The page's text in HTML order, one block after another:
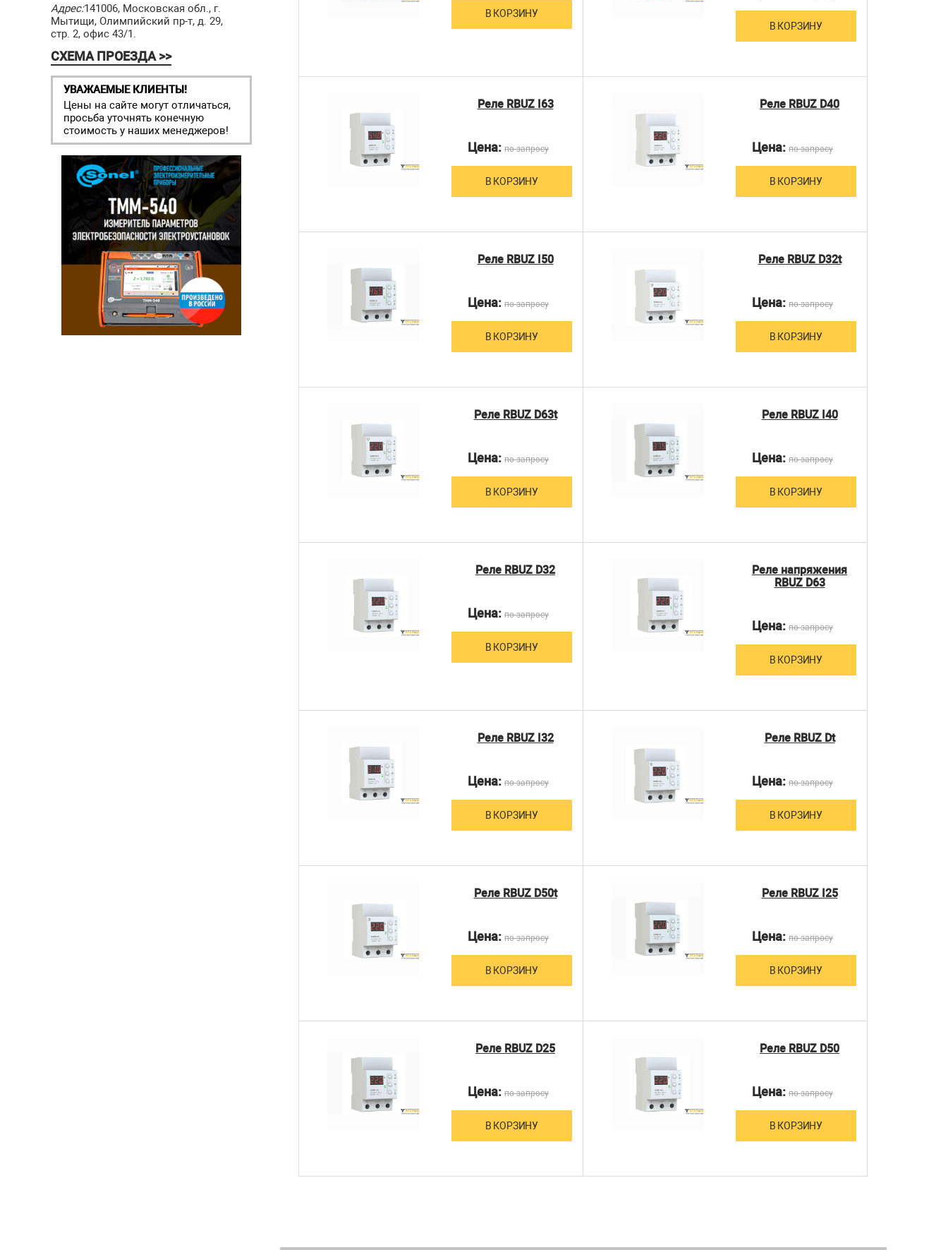
Адрес:141006, Московская обл., г.
Мытищи, Олимпийский пр-т, д. 29,
стр. 2, офис 43/1.
СХЕМА ПРОЕЗДА >>
УВАЖАЕМЫЕ КЛИЕНТЫ!
Цены на сайте могут отличаться,
просьба уточнять конечную
стоимость у наших менеджеров!
В КОРЗИНУ
В КОРЗИНУ
Реле RBUZ I63
Цена: по запросу
В КОРЗИНУ
Реле RBUZ D40
Цена: по запросу
В КОРЗИНУ
Реле RBUZ I50
Цена: по запросу
В КОРЗИНУ
Реле RBUZ D32t
Цена: по запросу
В КОРЗИНУ
Реле RBUZ D63t
Цена: по запросу
В КОРЗИНУ
Реле RBUZ I40
Цена: по запросу
В КОРЗИНУ
Реле RBUZ D32
Цена: по запросу
В КОРЗИНУ
Реле напряжения
RBUZ D63
Цена: по запросу
В КОРЗИНУ
Реле RBUZ I32
Цена: по запросу
В КОРЗИНУ
Реле RBUZ Dt
Цена: по запросу
В КОРЗИНУ
Реле RBUZ D50t
Цена: по запросу
В КОРЗИНУ
Реле RBUZ I25
Цена: по запросу
В КОРЗИНУ
Реле RBUZ D25
Цена: по запросу
В КОРЗИНУ
Реле RBUZ D50
Цена: по запросу
В КОРЗИНУ